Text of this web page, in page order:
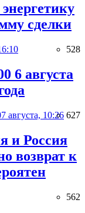
сделки
528
6 августа
августа, 10:26 627
и Россия
возврат к
562